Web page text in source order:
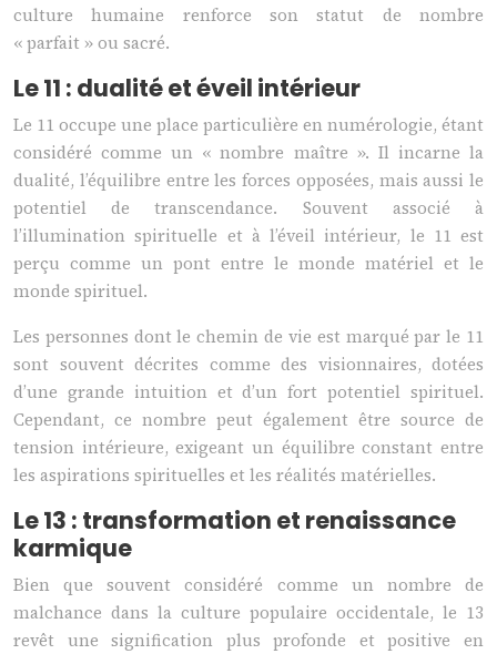
culture humaine renforce son statut de nombre
« parfait » ou sacré.
Le 11 : dualité et éveil intérieur
Le 11 occupe une place particulière en numérologie, étant
considéré comme un « nombre maître ». Il incarne la
dualité, l’équilibre entre les forces opposées, mais aussi le
potentiel de transcendance. Souvent associé à
l’illumination spirituelle et à l’éveil intérieur, le 11 est
perçu comme un pont entre le monde matériel et le
monde spirituel.
Les personnes dont le chemin de vie est marqué par le 11
sont souvent décrites comme des visionnaires, dotées
d’une grande intuition et d’un fort potentiel spirituel.
Cependant, ce nombre peut également être source de
tension intérieure, exigeant un équilibre constant entre
les aspirations spirituelles et les réalités matérielles.
Le 13 : transformation et renaissance
karmique
Bien que souvent considéré comme un nombre de
malchance dans la culture populaire occidentale, le 13
revêt une signification plus profonde et positive en